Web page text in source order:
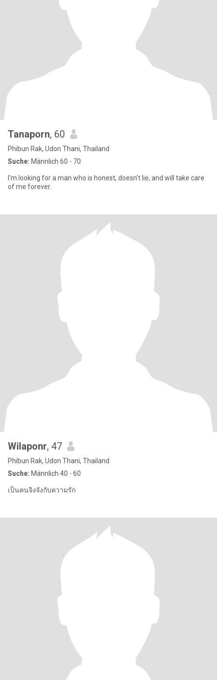
Tanaporn, 60
Phibun Rak, Udon Thani, Thailand
Suche: Männlich 60 - 70
I'm looking for a man who is honest, doesn't lie, and will take care
of me forever.
Wilaponr, 47
Phibun Rak, Udon Thani, Thailand
Suche: Männlich 40 - 60
เป็นคนจิงจังกับความรัก